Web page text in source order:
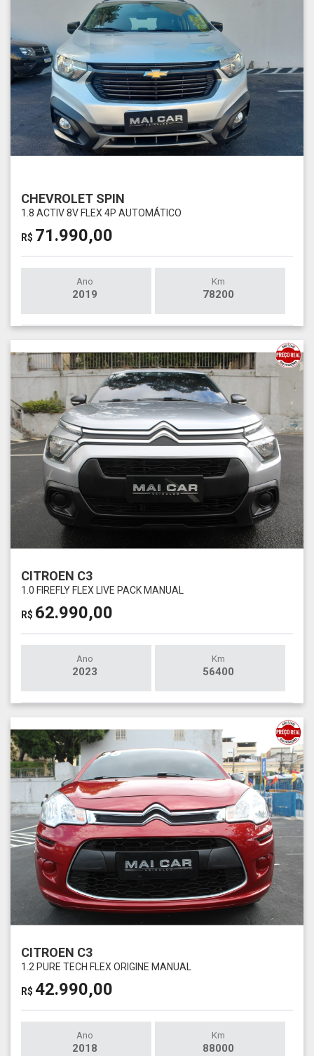
CHEVROLET SPIN
1.8 ACTIV 8V FLEX 4P AUTOMÁTICO
R$ 71.990,00
Ano
2019
Km
78200
CITROEN C3
1.0 FIREFLY FLEX LIVE PACK MANUAL
R$ 62.990,00
Ano
2023
Km
56400
CITROEN C3
1.2 PURE TECH FLEX ORIGINE MANUAL
R$ 42.990,00
Ano
2018
Km
88000